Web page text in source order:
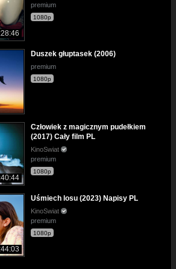
premium
1080p
Duszek głuptasek (2006)
premium
1080p
Człowiek z magicznym pudełkiem
(2017) Cały film PL
KinoSwiat
premium
1080p
Uśmiech losu (2023) Napisy PL
KinoSwiat
premium
1080p